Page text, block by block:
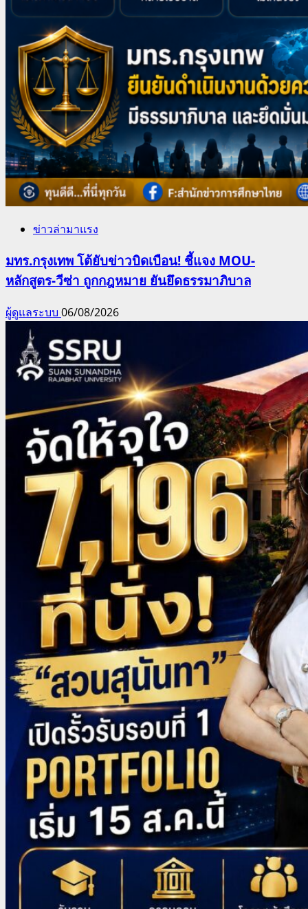
ข่าวล่ามาแรง
มทร.กรุงเทพ โต้ยับข่าวบิดเบือน! ชี้แจง MOU-
หลักสูตร-วีซ่า ถูกกฎหมาย ยันยึดธรรมาภิบาล
ผู้ดูแลระบบ 06/08/2026